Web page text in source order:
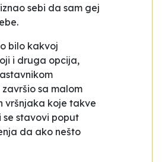
sebi da sam gej
bilo kakvoj
i druga opcija,
sa malom
vršnjaka koje takve
se stavovi poput
da ako nešto